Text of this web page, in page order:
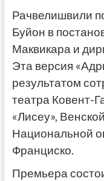
Рачвелишвили
Буйон в
Маквикара и
Эта версия
результатом
театра Ковент-
«Лисеу»,
Национальной
Франциско.
Премьера